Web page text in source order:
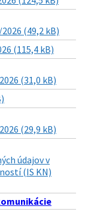
(49,2 kB)
(115,4 kB)
(31,0 kB)
(29,9 kB)
údajov v
(IS KN)